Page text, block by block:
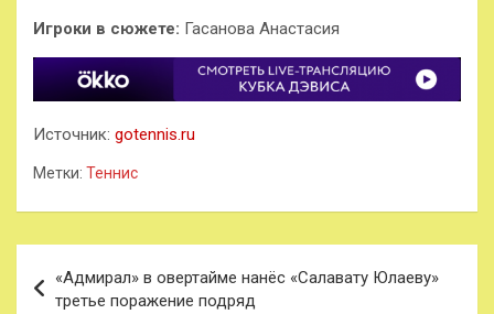
Игроки в сюжете: Гасанова Анастасия
Источник: gotennis.ru
Метки: Теннис
по
«Адмирал» в овертайме нанёс «Салавату Юлаеву»
третье поражение подряд